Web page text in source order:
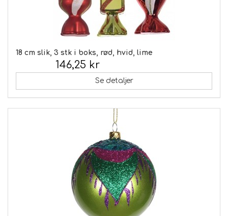
18 cm slik, 3 stk i boks, rød, hvid, lime
146,25 kr
Se detaljer